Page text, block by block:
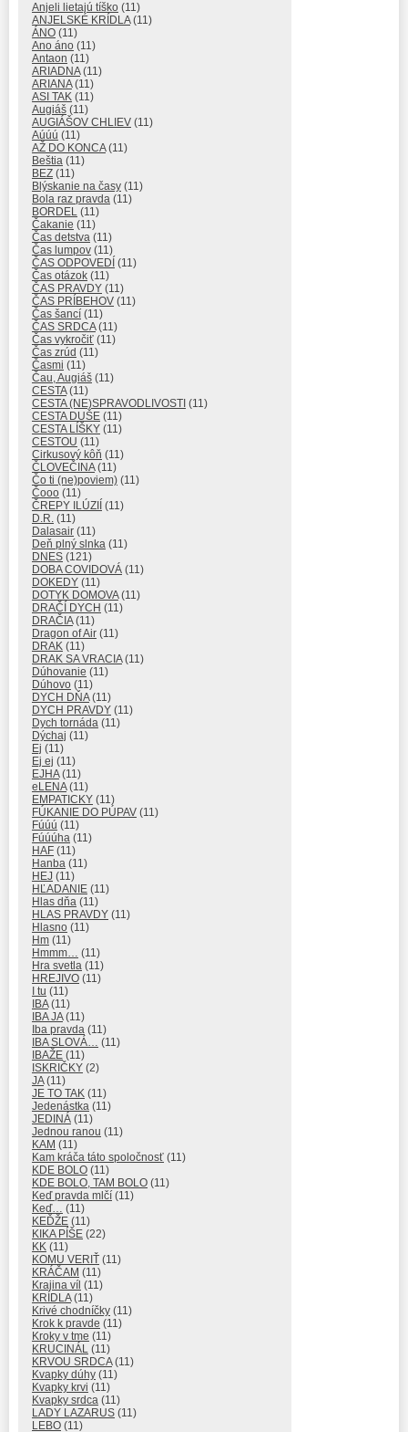
Anjeli lietajú tíško (11)
ANJELSKÉ KRÍDLA(11)
ÁNO (11)
Ano áno (11)
Antaon (11)
ARIADNA(11)
ARIANA(11)
ASI TAK (11)
Augiáš (11)
AUGIÁŠOV CHLIEV (11)
Aúúú (11)
AŽ DO KONCA(11)
Beštia (11)
BEZ (11)
Blýskanie na časy (11)
Bola raz pravda (11)
BORDEL (11)
Čakanie (11)
Čas detstva (11)
Čas lumpov (11)
ČAS ODPOVEDÍ (11)
Čas otázok (11)
ČAS PRAVDY (11)
ČAS PRÍBEHOV (11)
Čas šancí (11)
ČAS SRDCA(11)
Čas vykročiť (11)
Čas zrúd (11)
Časmi (11)
Čau, Augiáš (11)
CESTA(11)
CESTA (NE)SPRAVODLIVOSTI (11)
CESTA DUŠE (11)
CESTA LÍŠKY (11)
CESTOU (11)
Cirkusový kôň (11)
ČLOVEČINA(11)
Čo ti (ne)poviem) (11)
Čooo (11)
ČREPY ILÚZIÍ
(11)
D.R. (11)
Dalasair (11)
Deň plný slnka (11)
DNES (121)
DOBA COVIDOVÁ (11)
DOKEDY (11)
DOTYK DOMOVA(11)
DRAČÍ DYCH (11)
DRAČIA(11)
Dragon of Air (11)
DRAK (11)
DRAK SA VRACIA(11)
Dúhovanie (11)
Dúhovo (11)
DYCH DŇA(11)
DYCH PRAVDY (11)
Dych tornáda (11)
Dýchaj (11)
Ej (11)
Ej ej (11)
EJHA(11)
eLENA(11)
EMPATICKY (11)
FÚKANIE DO PÚPAV (11)
Fúúú (11)
Fúúúha (11)
HAF (11)
Hanba (11)
HEJ (11)
HĽADANIE (11)
Hlas dňa (11)
HLAS PRAVDY (11)
Hlasno (11)
Hm (11)
Hmmm… (11)
Hra svetla (11)
HREJIVO (11)
I tu (11)
IBA(11)
IBA JA(11)
Iba pravda (11)
IBA SLOVÁ… (11)
IBAŽE (11)
ISKRIČKY (2)
JA(11)
JE TO TAK (11)
Jedenástka (11)
JEDINÁ (11)
Jednou ranou (11)
KAM (11)
Kam kráča táto spoločnosť (11)
KDE BOLO (11)
KDE BOLO, TAM BOLO (11)
Keď pravda mlčí (11)
Keď… (11)
KEĎŽE (11)
KIKA PÍŠE (22)
KK (11)
KOMU VERIŤ (11)
KRÁČAM (11)
Krajina víl (11)
KRÍDLA(11)
Krivé chodníčky (11)
Krok k pravde (11)
Kroky v tme (11)
KRUCINÁL (11)
KRVOU SRDCA(11)
Kvapky dúhy (11)
Kvapky krvi (11)
Kvapky srdca (11)
LADY LAZARUS (11)
LEBO (11)